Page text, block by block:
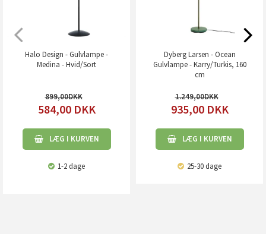
Halo Design - Gulvlampe -
Medina - Hvid/Sort
899,00
584,00 DKK
LÆG I KURVEN
1-2 dage
Dyberg Larsen - Ocean
Gulvlampe - Karry/Turkis, 160
cm
1.249,00
935,00 DKK
LÆG I KURVEN
25-30 dage